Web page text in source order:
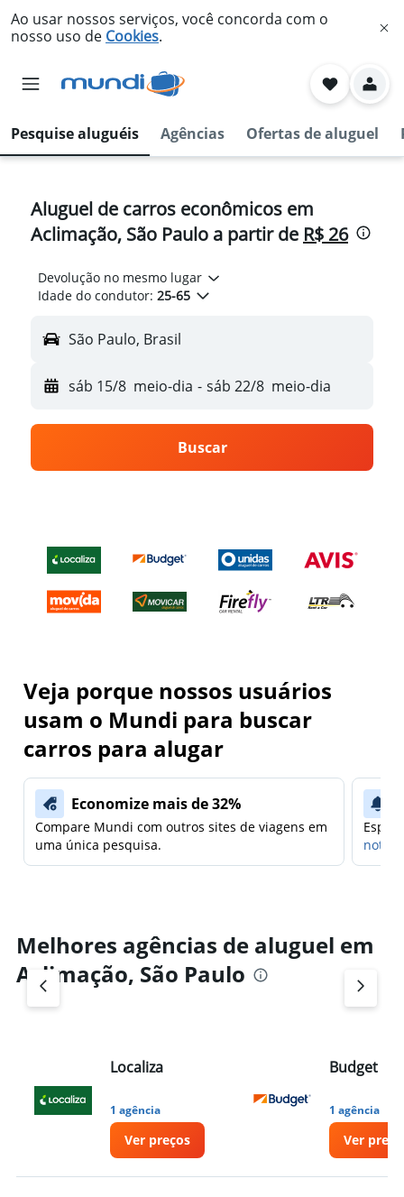
Ao usar nossos serviços, você concorda com o
nosso uso de Cookies.
Pesquise aluguéis Agências Ofertas de aluguel
Aluguel de carros econômicos em
Aclimação, São Paulo a partir de R$ 26
Devolução no mesmo lugar
Idade do condutor: 25-65
São Paulo, Brasil
sáb 15/8 meio-dia - sáb 22/8 meio-dia
Buscar
Veja porque nossos usuários
usam o Mundi para buscar
carros para alugar
Economize mais de 32%
Compare Mundi com outros sites de viagens em
uma única pesquisa.
Melhores agências de aluguel em
Aclimação, São Paulo
Localiza
1 agência
Ver preços
Budget
1 agência
Ver